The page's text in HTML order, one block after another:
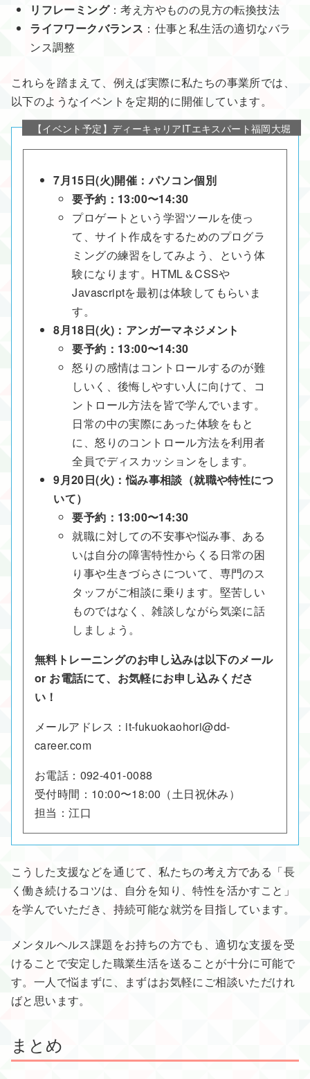
リフレーミング：考え方やものの見方の転換技法
ライフワークバランス ：仕事と私生活の適切なバラ
ンス調整
これらを踏まえて、例えば実際に私たちの事業所では、
以下のようなイベントを定期的に開催しています。
【イベント予定】ディーキャリアITエキスパート福岡大堀
7月15日(火)開催：パソコン個別
要予約：13:00〜14:30
プロゲートという学習ツールを使っ
て、サイト作成をするためのプログラ
ミングの練習をしてみよう、という体
験になります。HTML＆CSSや
Javascriptを最初は体験してもらいま
す。
8月18日(火)：アンガーマネジメント
要予約：13:00〜14:30
怒りの感情はコントロールするのが難
しいく、後悔しやすい人に向けて、コ
ントロール方法を皆で学んでいます。
日常の中の実際にあった体験をもと
に、怒りのコントロール方法を利用者
全員でディスカッションをします。
9月20日(火)：悩み事相談（就職や特性につ
いて）
要予約：13:00〜14:30
就職に対しての不安事や悩み事、ある
いは自分の障害特性からくる日常の困
り事や生きづらさについて、専門のス
タッフがご相談に乗ります。堅苦しい
ものではなく、雑談しながら気楽に話
しましょう。
無料トレーニングのお申し込みは以下のメール
or お電話にて、お気軽にお申し込みくださ
い！
メールアドレス： it-fukuokaohori@dd-
career.com
お電話： 092-401-0088
受付時間：10:00〜18:00（土日祝休み）
担当：江口
こうした支援などを通じて、私たちの考え方である「長
く働き続けるコツは、自分を知り、特性を活かすこと」
を学んでいただき、持続可能な就労を目指しています。
メンタルヘルス課題をお持ちの方でも、適切な支援を受
けることで安定した職業生活を送ることが十分に可能で
す。一人で悩まずに、まずはお気軽にご相談いただけれ
ばと思います。
まとめ